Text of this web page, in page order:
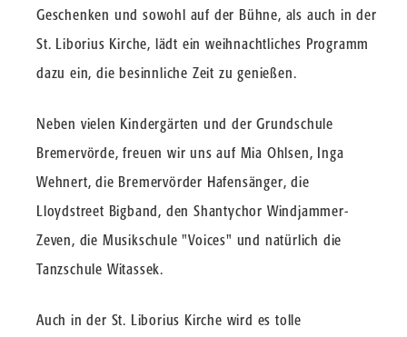
Geschenken und sowohl auf der Bühne, als auch in der
St. Liborius Kirche, lädt ein weihnachtliches Programm
dazu ein, die besinnliche Zeit zu genießen.
Neben vielen Kindergärten und der Grundschule
Bremervörde, freuen wir uns auf Mia Ohlsen, Inga
Wehnert, die Bremervörder Hafensänger, die
Lloydstreet Bigband, den Shantychor Windjammer-
Zeven, die Musikschule "Voices" und natürlich die
Tanzschule Witassek.
Auch in der St. Liborius Kirche wird es tolle